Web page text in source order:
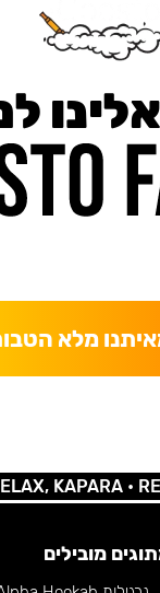
מלא
KAPARA •
מובילים